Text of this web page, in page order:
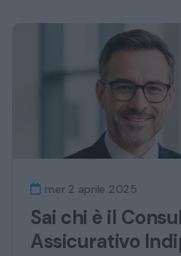
mer 2 aprile 2025
Sai chi è il
Assicurativo